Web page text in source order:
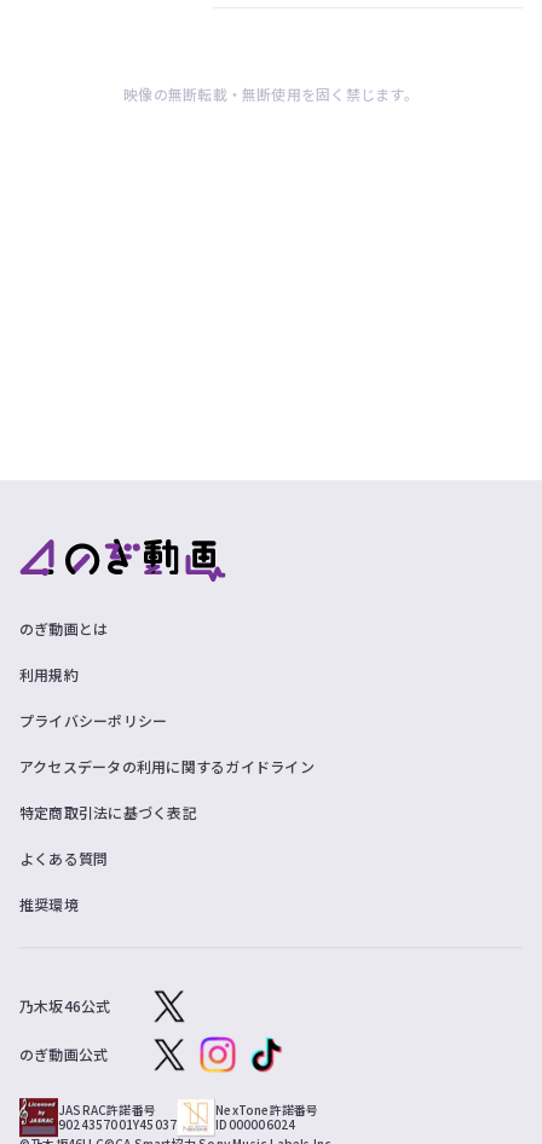
映像の無断転載・無断使用を固く禁じます。
のぎ動画とは
利用規約
プライバシーポリシー
アクセスデータの利用に関するガイドライン
特定商取引法に基づく表記
よくある質問
推奨環境
乃木坂46公式
のぎ動画公式
JASRAC許諾番号
9024357001Y45037
NexTone許諾番号
ID000006024